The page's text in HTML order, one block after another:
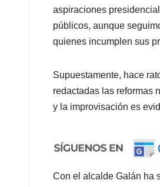
aspiraciones
públicos, aunque
quienes incumplen sus
Supuestamente, hace
redactadas las reformas
y la improvisación es
Con el alcalde Galán ha